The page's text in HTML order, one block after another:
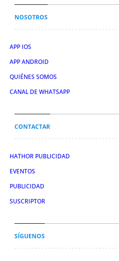
NOSOTROS
APP IOS
APP ANDROID
QUIÉNES SOMOS
CANAL DE WHATSAPP
CONTACTAR
HATHOR PUBLICIDAD
EVENTOS
PUBLICIDAD
SUSCRIPTOR
SÍGUENOS